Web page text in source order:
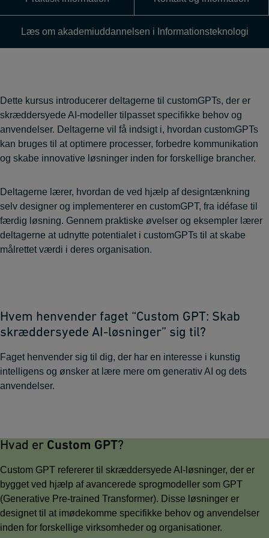
Læs om akademiuddannelsen i Informationsteknologi
Dette kursus introducerer deltagerne til customGPTs, der er
skræddersyede AI-modeller tilpasset specifikke behov og
anvendelser. Deltagerne vil få indsigt i, hvordan customGPTs
kan bruges til at optimere processer, forbedre kommunikation
og skabe innovative løsninger inden for forskellige brancher.
Deltagerne lærer, hvordan de ved hjælp af designtænkning
selv designer og implementerer en customGPT, fra idéfase til
færdig løsning. Gennem praktiske øvelser og eksempler lærer
deltagerne at udnytte potentialet i customGPTs til at skabe
målrettet værdi i deres organisation.
Hvem henvender faget “Custom GPT: Skab
skræddersyede AI-løsninger” sig til?
Faget henvender sig til dig, der har en interesse i kunstig
intelligens og ønsker at lære mere om generativ AI og dets
anvendelser.
Hvad er Custom GPT?
Custom GPT refererer til skræddersyede AI-løsninger, der er
bygget ved hjælp af avancerede sprogmodeller som GPT
(Generative Pre-trained Transformer). Disse løsninger er
designet til at imødekomme specifikke behov og anvendelser
inden for forskellige virksomheder og organisationer.